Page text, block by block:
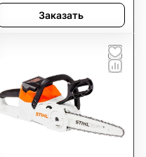
Заказать